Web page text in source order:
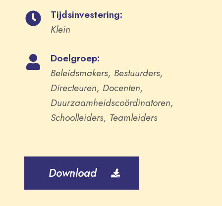
Tijdsinvestering:
Klein
Doelgroep:
Beleidsmakers, Bestuurders,
Directeuren, Docenten,
Duurzaamheidscoördinatoren,
Schoolleiders, Teamleiders